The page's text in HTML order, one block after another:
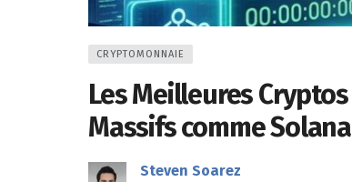
CRYPTOMONNAIE
Les Meilleures
Massifs comme Solana
Steven Soarez